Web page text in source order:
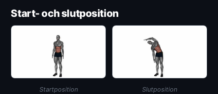
Start- och slutposition
Startposition Slutposition